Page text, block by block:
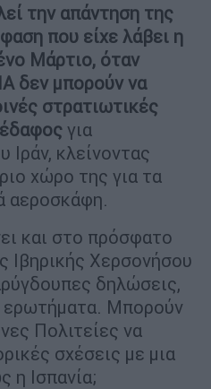
την απάντηση της
που είχε λάβει η
Μάρτιο, όταν
δεν μπορούν να
στρατιωτικές
για
Ιράν, κλείνοντας
χώρο της για τα
αεροσκάφη.
και στο πρόσφατο
Ιβηρικής Χερσονήσου
δηλώσεις,
ερωτήματα. Μπορούν
Πολιτείες να
σχέσεις με μια
η Ισπανία;